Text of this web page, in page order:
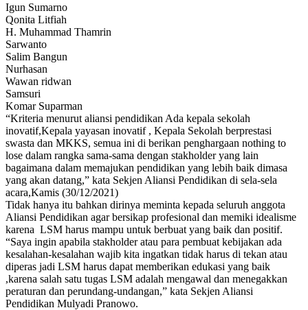
Igun Sumarno
Qonita Litfiah
H. Muhammad Thamrin
Sarwanto
Salim Bangun
Nurhasan
Wawan ridwan
Samsuri
Komar Suparman
“Kriteria menurut aliansi pendidikan Ada kepala sekolah
inovatif,Kepala yayasan inovatif , Kepala Sekolah berprestasi
swasta dan MKKS, semua ini di berikan penghargaan nothing to
lose dalam rangka sama-sama dengan stakholder yang lain
bagaimana dalam memajukan pendidikan yang lebih baik dimasa
yang akan datang,” kata Sekjen Aliansi Pendidikan di sela-sela
acara,Kamis (30/12/2021)
Tidak hanya itu bahkan dirinya meminta kepada seluruh anggota
Aliansi Pendidikan agar bersikap profesional dan memiki idealisme
karena LSM harus mampu untuk berbuat yang baik dan positif.
“Saya ingin apabila stakholder atau para pembuat kebijakan ada
kesalahan-kesalahan wajib kita ingatkan tidak harus di tekan atau
diperas jadi LSM harus dapat memberikan edukasi yang baik
,karena salah satu tugas LSM adalah mengawal dan menegakkan
peraturan dan perundang-undangan,” kata Sekjen Aliansi
Pendidikan Mulyadi Pranowo.